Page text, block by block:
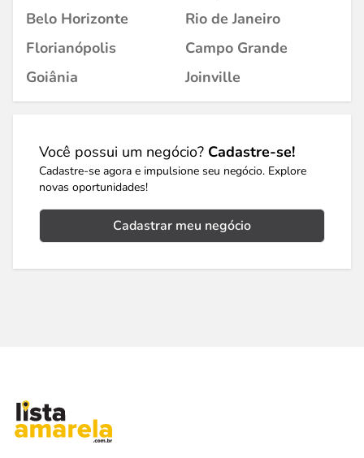
Belo Horizonte
Rio de Janeiro
Florianópolis
Campo Grande
Goiânia
Joinville
Você possui um negócio? Cadastre-se!
Cadastre-se agora e impulsione seu negócio. Explore
novas oportunidades!
Cadastrar meu negócio